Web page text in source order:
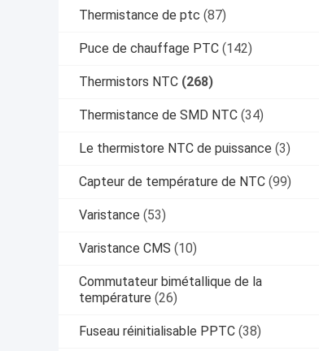
Thermistance de ptc (87)
Puce de chauffage PTC (142)
Thermistors NTC (268)
Thermistance de SMD NTC (34)
Le thermistore NTC de puissance (3)
Capteur de température de NTC (99)
Varistance (53)
Varistance CMS (10)
Commutateur bimétallique de la
température (26)
Fuseau réinitialisable PPTC (38)